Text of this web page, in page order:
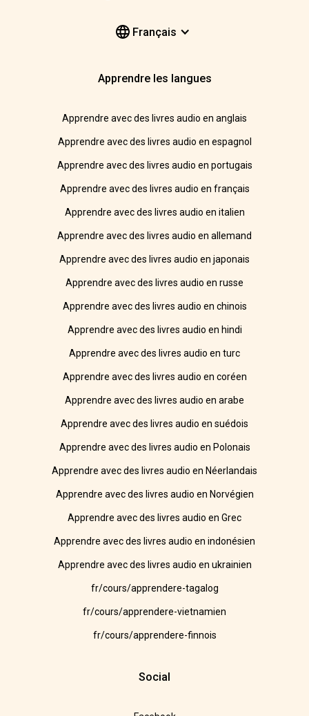
Français
Apprendre les langues
Apprendre avec des livres audio en anglais
Apprendre avec des livres audio en espagnol
Apprendre avec des livres audio en portugais
Apprendre avec des livres audio en français
Apprendre avec des livres audio en italien
Apprendre avec des livres audio en allemand
Apprendre avec des livres audio en japonais
Apprendre avec des livres audio en russe
Apprendre avec des livres audio en chinois
Apprendre avec des livres audio en hindi
Apprendre avec des livres audio en turc
Apprendre avec des livres audio en coréen
Apprendre avec des livres audio en arabe
Apprendre avec des livres audio en suédois
Apprendre avec des livres audio en Polonais
Apprendre avec des livres audio en Néerlandais
Apprendre avec des livres audio en Norvégien
Apprendre avec des livres audio en Grec
Apprendre avec des livres audio en indonésien
Apprendre avec des livres audio en ukrainien
fr/cours/apprendere-tagalog
fr/cours/apprendere-vietnamien
fr/cours/apprendere-finnois
Social